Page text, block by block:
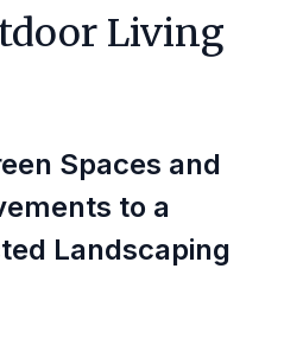
Living
Spaces and
to a
Landscaping